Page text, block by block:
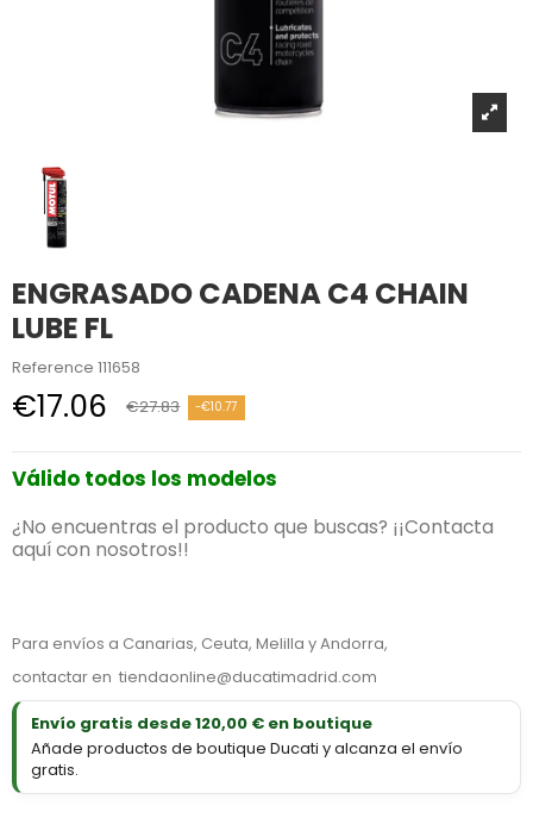
ENGRASADO CADENA C4 CHAIN
LUBE FL
Reference 111658
€17.06 €27.83 -€10.77
Válido todos los modelos
¿No encuentras el producto que buscas? ¡¡Contacta
aquí con nosotros!!
Para envíos a Canarias, Ceuta, Melilla y Andorra,
contactar en tiendaonline@ducatimadrid.com
Envío gratis desde 120,00 € en boutique
Añade productos de boutique Ducati y alcanza el envío
gratis.